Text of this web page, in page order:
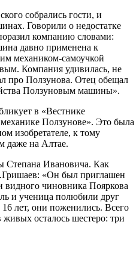
собрались гости, и
Говорили о недостатке
компанию словами:
давно применена к
механиком-самоучкой
Компания удивилась, не
про Ползунова. Отец обещал
Ползуновым машины».
в «Вестнике
Ползунове». Это была
изобретателе, к тому
даже на Алтае.
Степана Ивановича. Как
«Он был приглашен
видного чиновника Пояркова
и ученица полюбили друг
16 лет, они поженились. Всего
живых осталось шестеро: три